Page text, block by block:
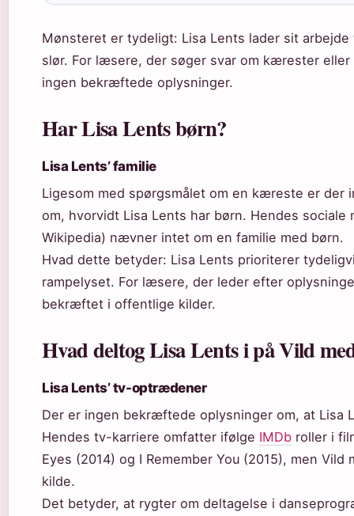
Mønsteret er tydeligt: Lisa Lents lader sit
slør. For læsere, der søger svar om kærester
ingen bekræftede oplysninger.
Har Lisa Lents børn?
Lisa Lents’ familie
Ligesom med spørgsmålet om en kæreste er
om, hvorvidt Lisa Lents har børn. Hendes
Wikipedia) nævner intet om en familie med børn.
Hvad dette betyder: Lisa Lents prioriterer
rampelyset. For læsere, der leder efter
bekræftet i offentlige kilder.
Hvad deltog Lisa Lents i på Vild
Lisa Lents’ tv-optrædener
Der er ingen bekræftede oplysninger om, at Lisa
Hendes tv-karriere omfatter ifølge IMDb roller i
Eyes (2014) og I Remember You (2015), men
kilde.
Det betyder, at rygter om deltagelse i